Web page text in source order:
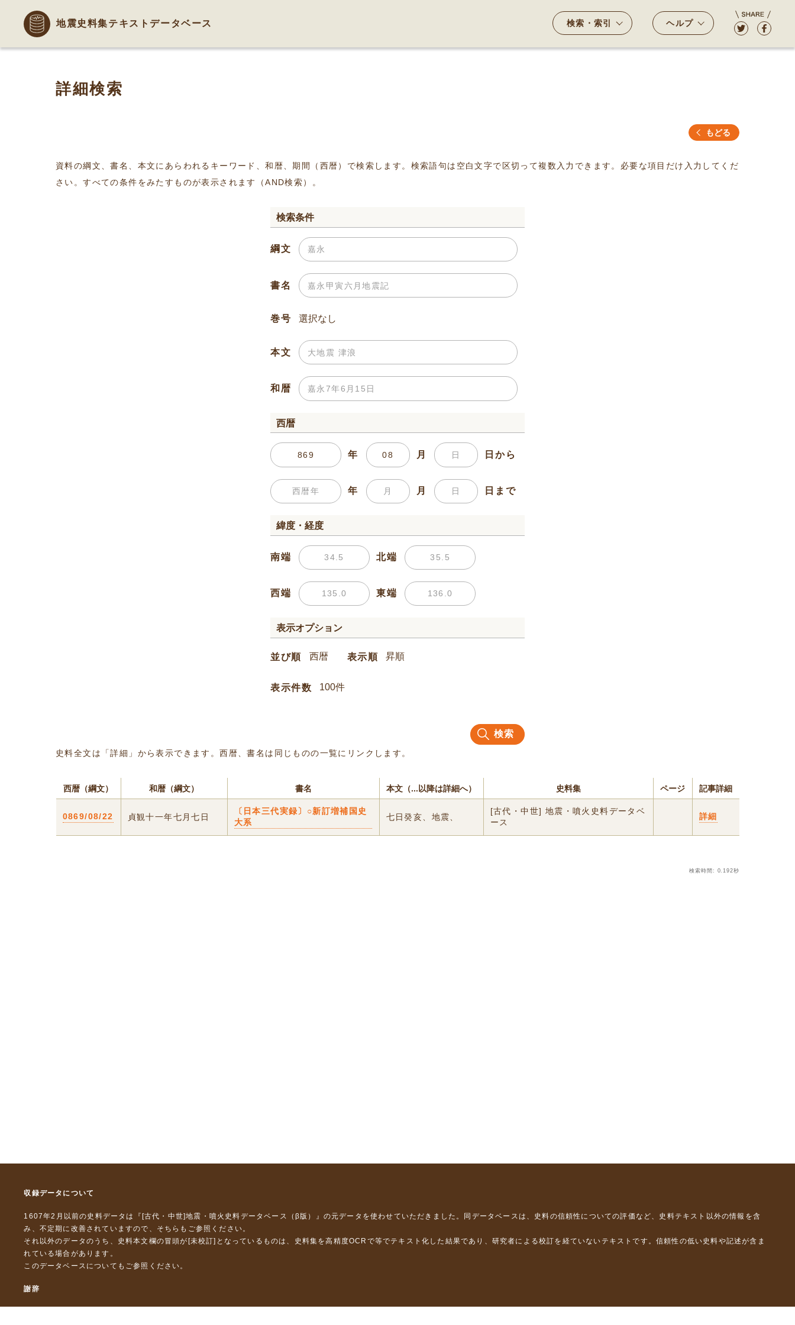
地震史料集テキストデータベース 検索・索引 ヘルプ
詳細検索
もどる
資料の綱文、書名、本文にあらわれるキーワード、和暦、期間（西暦）で検索します。検索語句は空白文字で区切って複数入力できます。必要な項目だけ入力してくだ
さい。すべての条件をみたすものが表示されます（AND検索）。
検索条件
綱文
書名
巻号
本文
和暦
西暦
年 月 日から
年 月 日まで
緯度・経度
南端 北端
西端 東端
表示オプション
並び順 表示順
表示件数
検索
史料全文は「詳細」から表示できます。西暦、書名は同じものの一覧にリンクします。
西暦（綱文） 和暦（綱文） 書名 本文（...以降は詳細へ） 史料集 ページ 記事詳細
0869/08/22 貞観十一年七月七日
〔日本三代実録〕○新訂増補国史
大系
七日癸亥、地震、
[古代・中世] 地震・噴火史料データベ
ース
詳細
検索時間: 0.192秒
収録データについて
1607年2月以前の史料データは『 [古代・中世]地震・噴火史料データベース（β版）』 の元データを使わせていただきました。同データベースは、史料の信頼性についての評価など、史料テキスト以外の情報を含
み、不定期に改善されていますので、 そちら もご参照ください。
それ以外のデータのうち、史料本文欄の冒頭が[未校訂]となっているものは、史料集を高精度OCRで等でテキスト化した結果であり、研究者による校訂を経ていないテキストです。信頼性の低い史料や記述が含ま
れている場合があります。
このデータベースについて もご参照ください。
謝辞